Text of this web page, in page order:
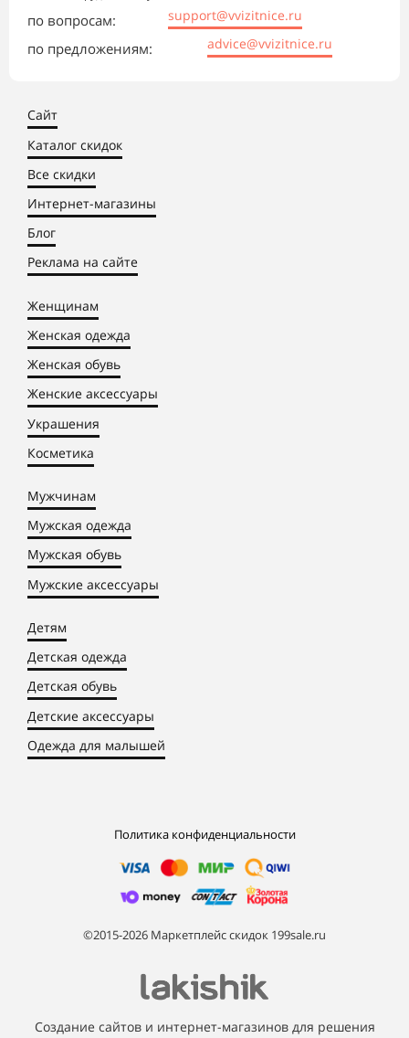
по вопросам: support@vvizitnice.ru
по предложениям: advice@vvizitnice.ru
Сайт
Каталог скидок
Все скидки
Интернет-магазины
Блог
Реклама на сайте
Женщинам
Женская одежда
Женская обувь
Женские аксессуары
Украшения
Косметика
Мужчинам
Мужская одежда
Мужская обувь
Мужские аксессуары
Детям
Детская одежда
Детская обувь
Детские аксессуары
Одежда для малышей
Политика конфиденциальности
©2015-2026 Маркетплейс скидок 199sale.ru
Создание сайтов и интернет-магазинов для решения